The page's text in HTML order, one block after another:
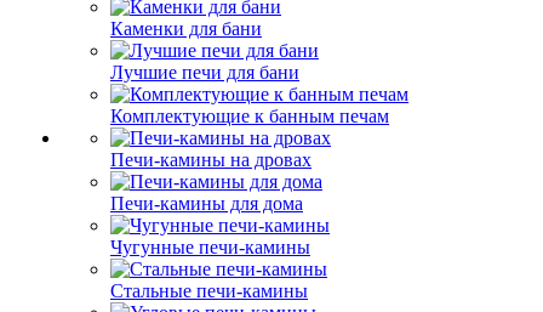
Каменки для бани
Лучшие печи для бани
Комплектующие к банным печам
Печи-камины на дровах
Печи-камины для дома
Чугунные печи-камины
Стальные печи-камины